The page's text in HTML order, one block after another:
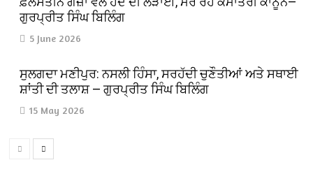
ਗੁਰਪ੍ਰੀਤ ਸਿੰਘ ਬਿਲਿੰਗ
5 June 2026
ਸੁਲਗਦਾ ਮਣੀਪੁਰ: ਨਸਲੀ ਹਿੰਸਾ, ਸਰਹੱਦੀ ਚੁਣੌਤੀਆਂ ਅਤੇ ਸਥਾਈ
ਸ਼ਾਂਤੀ ਦੀ ਤਲਾਸ਼ — ਗੁਰਪ੍ਰੀਤ ਸਿੰਘ ਬਿਲਿੰਗ
15 May 2026